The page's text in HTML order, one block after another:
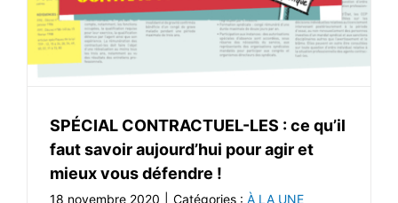
SPÉCIAL CONTRACTUEL-LES : ce qu’il
faut savoir aujourd’hui pour agir et
mieux vous défendre !
18 novembre 2020 Catégories : À LA UNE